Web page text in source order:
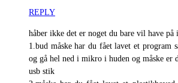
REPLY
håber ikke det er noget du bare vil have på
1.bud måske har du fået lavet et program
og gå hel ned i mikro i huden og måske er
usb stik